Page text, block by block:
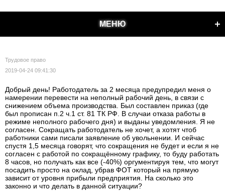
МЕНЮ
Трудовое право
2019-04-24 09:41:30
Добрый день! Работодатель за 2 месяца предупредил меня о
намерении перевести на неполный рабочий день, в связи с
снижением объема производства. Был составлен приказ (где
был прописан п.2 ч.1 ст. 81 ТК РФ. В случаи отказа работы в
режиме неполного рабочего дня) и выданы уведомления. Я не
согласен. Сокращать работодатель не хочет, а хотят чтоб
работники сами писали заявление об увольнении. И сейчас
спустя 1,5 месяца говорят, что сокращения не будет и если я не
согласен с работой по сокращённому графику, то буду работать
8 часов, но получать как все (-40%) оргументируя тем, что могут
посадить просто на оклад, убрав ФОТ который на прямую
зависит от уровня прибыли предприятия. На сколько это
законно и что делать в данной ситуации?